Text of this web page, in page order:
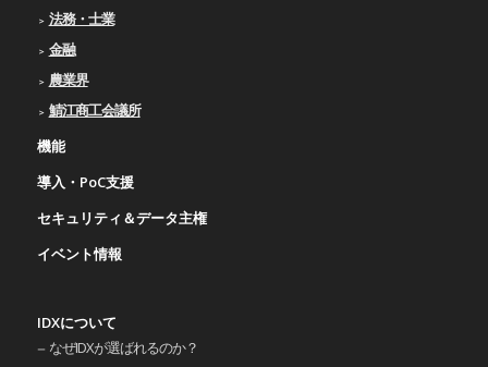
法務・士業
金融
農業界
鯖江商工会議所
機能
導入・PoC支援
セキュリティ＆データ主権
イベント情報
IDXについて
なぜIDXが選ばれるのか？